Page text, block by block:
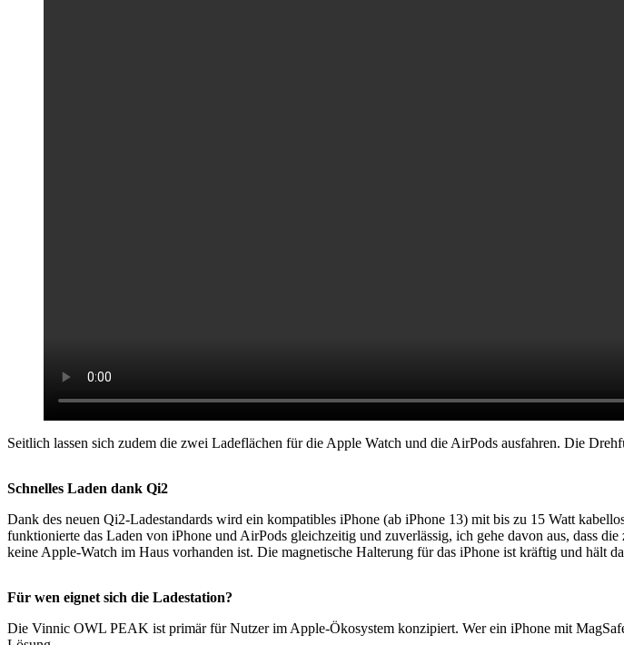
Seitlich lassen sich zudem die zwei Ladeflächen für die Apple Watch und die AirPods ausfahren. Die
Schnelles Laden dank Qi2
Dank des neuen Qi2-Ladestandards wird ein kompatibles iPhone (ab iPhone 13) mit bis zu 15 Watt
funktionierte das Laden von iPhone und AirPods gleichzeitig und zuverlässig, ich gehe davon aus, dass
keine Apple-Watch im Haus vorhanden ist. Die magnetische Halterung für das iPhone ist kräftig und hält
Für wen eignet sich die Ladestation?
Die Vinnic OWL PEAK ist primär für Nutzer im Apple-Ökosystem konzipiert. Wer ein iPhone mit